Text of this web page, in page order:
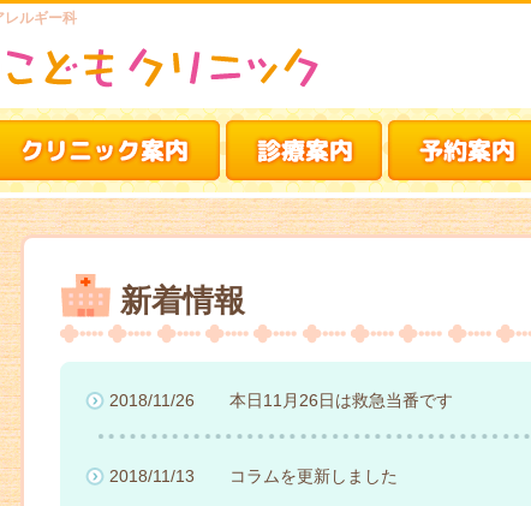
レルギー科
新着情報
2018/11/26 本日11月26日は救急当番です
2018/11/13 コラムを更新しました